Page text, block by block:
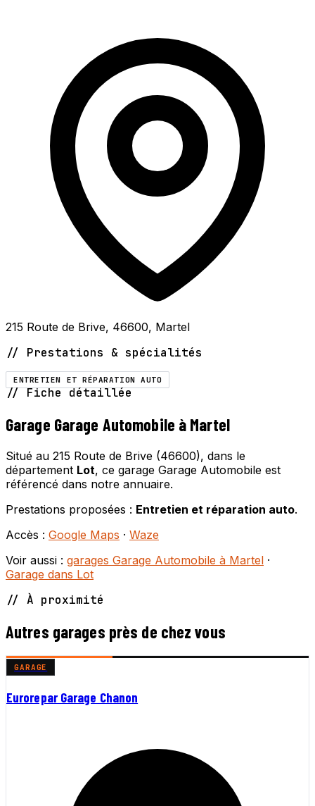
215 Route de Brive, 46600, Martel
// Prestations & spécialités
ENTRETIEN ET RÉPARATION AUTO
// Fiche détaillée
Garage Garage Automobile à Martel
Situé au 215 Route de Brive (46600), dans le
département Lot, ce garage Garage Automobile est
référencé dans notre annuaire.
Prestations proposées : Entretien et réparation auto.
Accès : Google Maps · Waze
Voir aussi : garages Garage Automobile à Martel ·
Garage dans Lot
// À proximité
Autres garages près de chez vous
GARAGE
Eurorepar Garage Chanon